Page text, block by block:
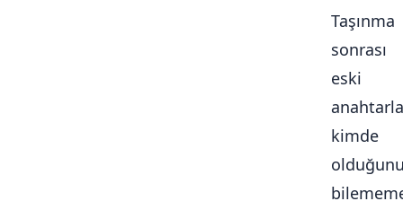
Taşınma
sonrası
eski
kimde